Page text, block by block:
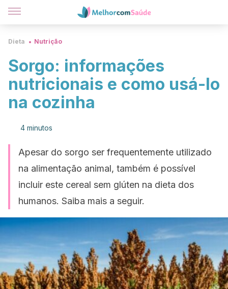
Dieta Nutrição
Sorgo: informações
nutricionais e como usá-lo
na cozinha
4 minutos
Apesar do sorgo ser frequentemente utilizado
na alimentação animal, também é possível
incluir este cereal sem glúten na dieta dos
humanos. Saiba mais a seguir.